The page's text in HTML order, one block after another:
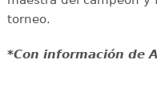
torneo.
*Con información de